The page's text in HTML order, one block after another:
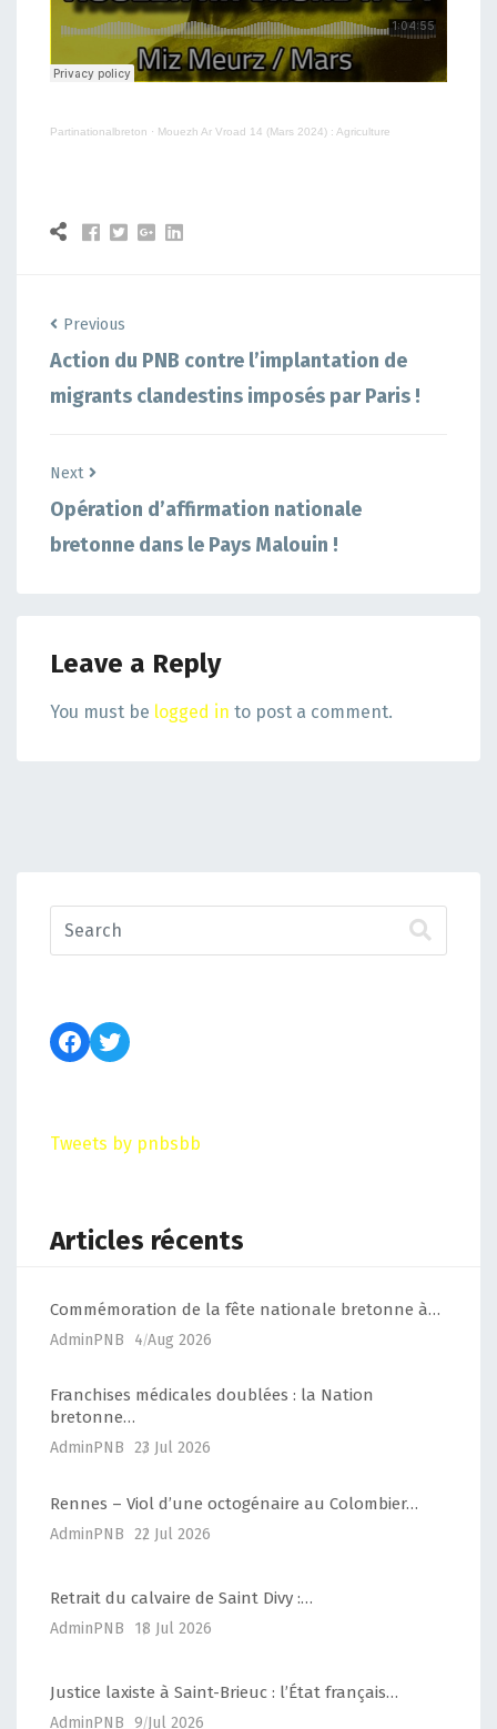
Partinationalbreton · Mouezh Ar Vroad 14 (Mars 2024) : Agriculture
Previous
Action du PNB contre l’implantation de
migrants clandestins imposés par Paris !
Next
Opération d’affirmation nationale
bretonne dans le Pays Malouin !
Leave a Reply
You must be logged in to post a comment.
Tweets by pnbsbb
Articles récents
Commémoration de la fête nationale bretonne à…
AdminPNB 4 Aug 2026
Franchises médicales doublées : la Nation
bretonne…
AdminPNB 23 Jul 2026
Rennes – Viol d’une octogénaire au Colombier…
AdminPNB 22 Jul 2026
Retrait du calvaire de Saint Divy :…
AdminPNB 18 Jul 2026
Justice laxiste à Saint-Brieuc : l’État français…
AdminPNB 9 Jul 2026